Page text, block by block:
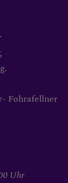
Fohrafellner
Uhr